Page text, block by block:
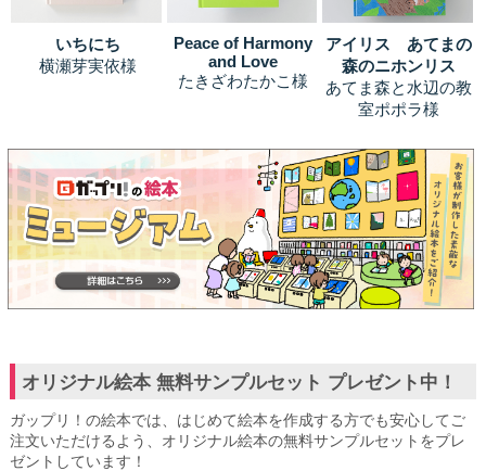
いちにち
横瀬芽実依様
Peace of Harmony
and Love
たきざわたかこ様
アイリス あてまの
森のニホンリス
あてま森と水辺の教
室ポポラ様
オリジナル絵本 無料サンプルセット プレゼント中！
ガップリ！の絵本では、はじめて絵本を作成する方でも安心してご
注文いただけるよう、オリジナル絵本の無料サンプルセットをプレ
ゼントしています！